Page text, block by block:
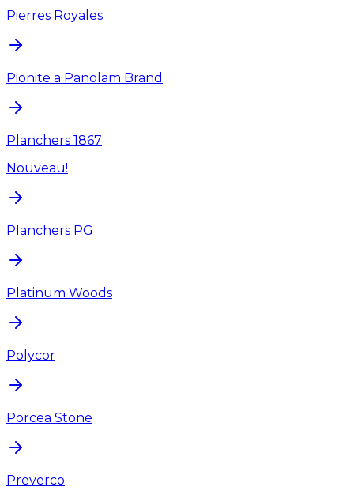
Pierres Royales
Pionite a Panolam Brand
Planchers 1867
Nouveau!
Planchers PG
Platinum Woods
Polycor
Porcea Stone
Preverco